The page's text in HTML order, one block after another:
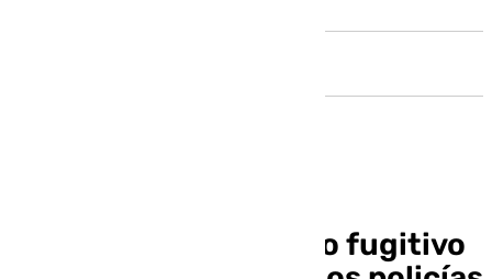
Detenido un peligroso fugitivo